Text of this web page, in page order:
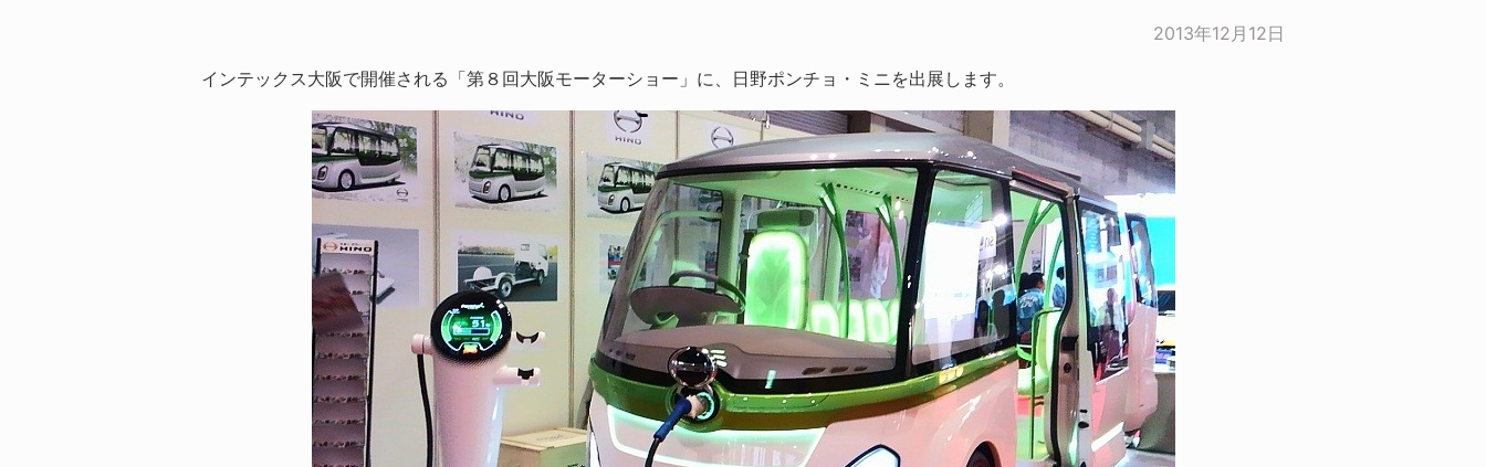
2013年12月12日
インテックス大阪で開催される「第８回大阪モーターショー」に、日野ポンチョ・ミニを出展します。